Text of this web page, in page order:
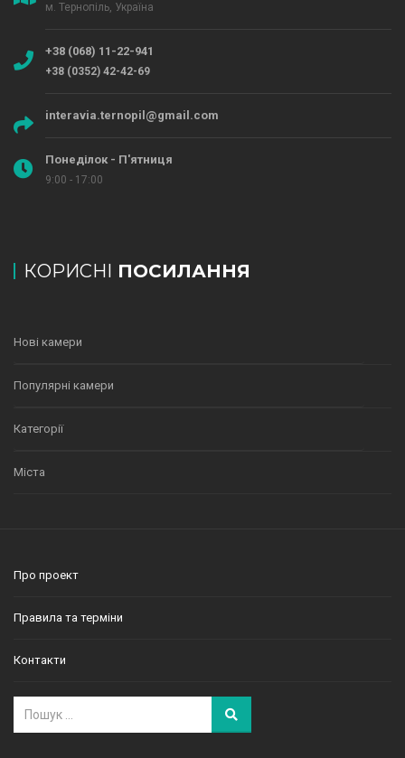
м. Тернопіль, Україна
+38 (068) 11-22-941
+38 (0352) 42-42-69
interavia.ternopil@gmail.com
Понеділок - П'ятниця
9:00 - 17:00
КОРИСНІ ПОСИЛАННЯ
Нові камери
Популярні камери
Категорії
Міста
Про проект
Правила та терміни
Контакти